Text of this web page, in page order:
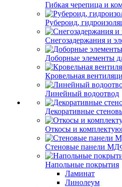
Гибкая черепица и
Рубероид,
Снегозадержания и
Доборные элементы
Кровельная
Линейный водоотвод
Декоративные
Откосы и
Стеновые панели
Напольные покрытия
Ламинат
Линолеум